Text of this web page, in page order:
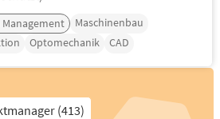
Management
Maschinenbau
Optomechanik CAD
(413)